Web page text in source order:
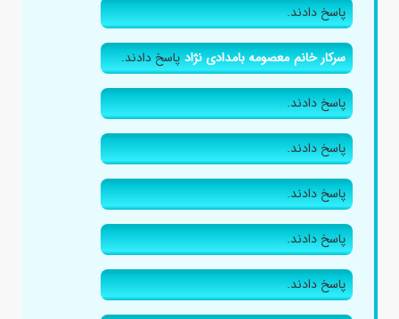
پاسخ دادند.
سرکار خانم معصومه بامدادی نژادپاسخ دادند.
پاسخ دادند.
پاسخ دادند.
پاسخ دادند.
پاسخ دادند.
پاسخ دادند.